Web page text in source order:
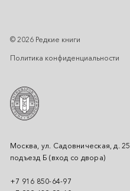
Москва, ул. Садовническая, д. 25
подъезд Б (вход со двора)
+7 916 850-64-97
© 2026 Редкие книги
Политика конфиденциальности